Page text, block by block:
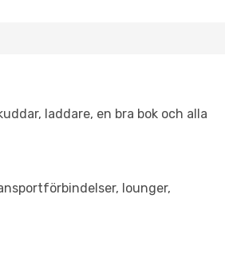
laddare, en bra bok och alla
lounger,